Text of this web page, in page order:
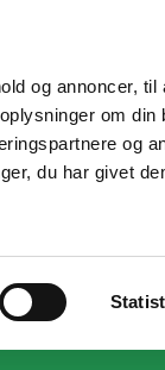
og annoncer,
om
og
du har givet
på det